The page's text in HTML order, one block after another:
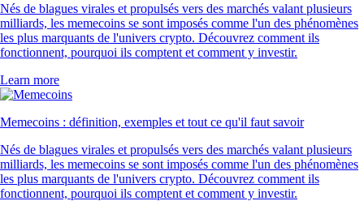
Nés de blagues virales et propulsés vers des marchés valant plusieurs
milliards, les memecoins se sont imposés comme l'un des phénomènes
les plus marquants de l'univers crypto. Découvrez comment ils
fonctionnent, pourquoi ils comptent et comment y investir.
Learn more
Memecoins : définition, exemples et tout ce qu'il faut savoir
Nés de blagues virales et propulsés vers des marchés valant plusieurs
milliards, les memecoins se sont imposés comme l'un des phénomènes
les plus marquants de l'univers crypto. Découvrez comment ils
fonctionnent, pourquoi ils comptent et comment y investir.